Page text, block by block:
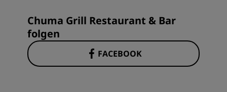
Chuma Grill Restaurant & Bar
folgen
FACEBOOK